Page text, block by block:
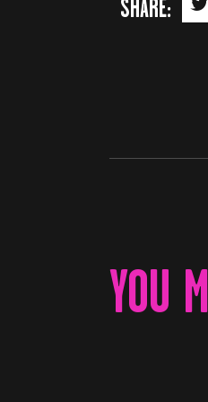
SHARE:
YOU